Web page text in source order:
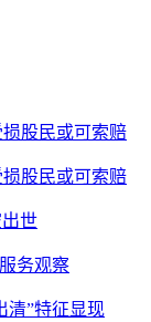
股民或可索赔
股民或可索赔
世
务观察
清”特征显现